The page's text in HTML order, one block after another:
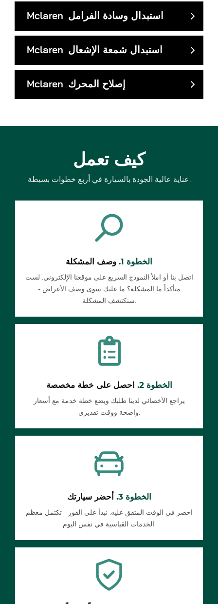
Mclaren استبدال وسادة الفرامل
Mclaren استبدال شمعة الإشعال
Mclaren إصلاح المحرك
كيف تعمل
عناية عالية الجودة بالسيارة في أربع خطوات بسيطة.
الخطوة 1. وصف المشكلة
اتصل بنا أو املأ النموذج السريع على موقعنا الإلكتروني. لست
متأكداً ما المشكلة؟ ما عليك سوى وصف الأعراض -
سنكتشف المشكلة.
الخطوة 2. احصل على خطة مخصصة
يراجع الأخصائي لدينا طلبك ويضع خطة خدمة مع أسعار
واضحة ووقت تقديري.
الخطوة 3. أحضر سيارتك
احضر في الوقت المتفق عليه. نبدأ على الفور - تكتمل معظم
الخدمات القياسية في نفس اليوم.